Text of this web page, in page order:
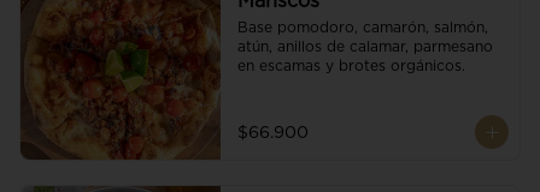
Base pomodoro, camarón, salmón,
atún, anillos de calamar, parmesano
en escamas y brotes orgánicos.
$66.900